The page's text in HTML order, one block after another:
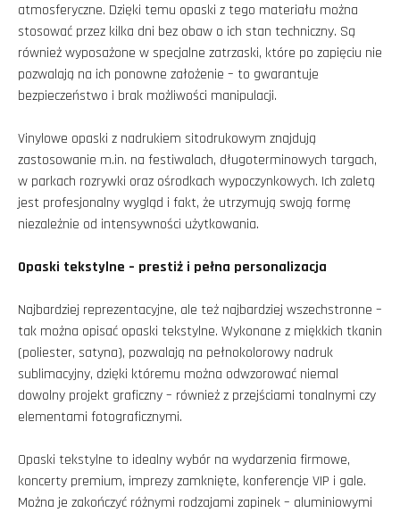
atmosferyczne. Dzięki temu opaski z tego materiału można
stosować przez kilka dni bez obaw o ich stan techniczny. Są
również wyposażone w specjalne zatrzaski, które po zapięciu nie
pozwalają na ich ponowne założenie – to gwarantuje
bezpieczeństwo i brak możliwości manipulacji.
Vinylowe opaski z nadrukiem sitodrukowym znajdują
zastosowanie m.in. na festiwalach, długoterminowych targach,
w parkach rozrywki oraz ośrodkach wypoczynkowych. Ich zaletą
jest profesjonalny wygląd i fakt, że utrzymują swoją formę
niezależnie od intensywności użytkowania.
Opaski tekstylne – prestiż i pełna personalizacja
Najbardziej reprezentacyjne, ale też najbardziej wszechstronne –
tak można opisać opaski tekstylne. Wykonane z miękkich tkanin
(poliester, satyna), pozwalają na pełnokolorowy nadruk
sublimacyjny, dzięki któremu można odwzorować niemal
dowolny projekt graficzny – również z przejściami tonalnymi czy
elementami fotograficznymi.
Opaski tekstylne to idealny wybór na wydarzenia firmowe,
koncerty premium, imprezy zamknięte, konferencje VIP i gale.
Można je zakończyć różnymi rodzajami zapinek – aluminiowymi